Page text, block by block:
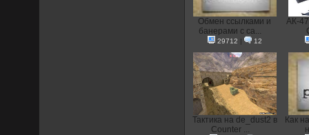
Oбмен ссылками и
банерами с са...
29712 | 12
АК-
Тактика на de_dust2 в
Counter ...
Как